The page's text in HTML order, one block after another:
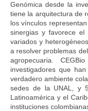
Genómica desde la
tiene la arquitectura de
los vínculos
sinergias y favorece el
variados y
a resolver problemas
agropecuaria.
investigadores que
verdadero ambiente
sedes de la UNAL, y
Latinoamérica y el
instituciones